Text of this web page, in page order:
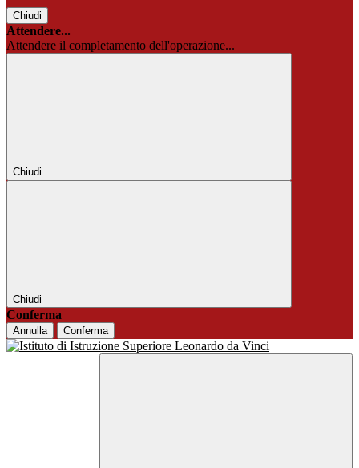
Chiudi
Attendere...
Attendere il completamento dell'operazione...
Chiudi
Chiudi
Conferma
Annulla Conferma